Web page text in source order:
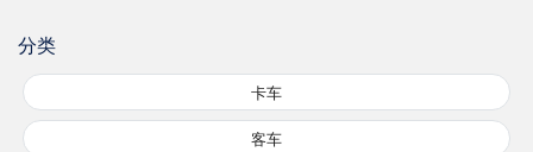
分类
卡车
客车